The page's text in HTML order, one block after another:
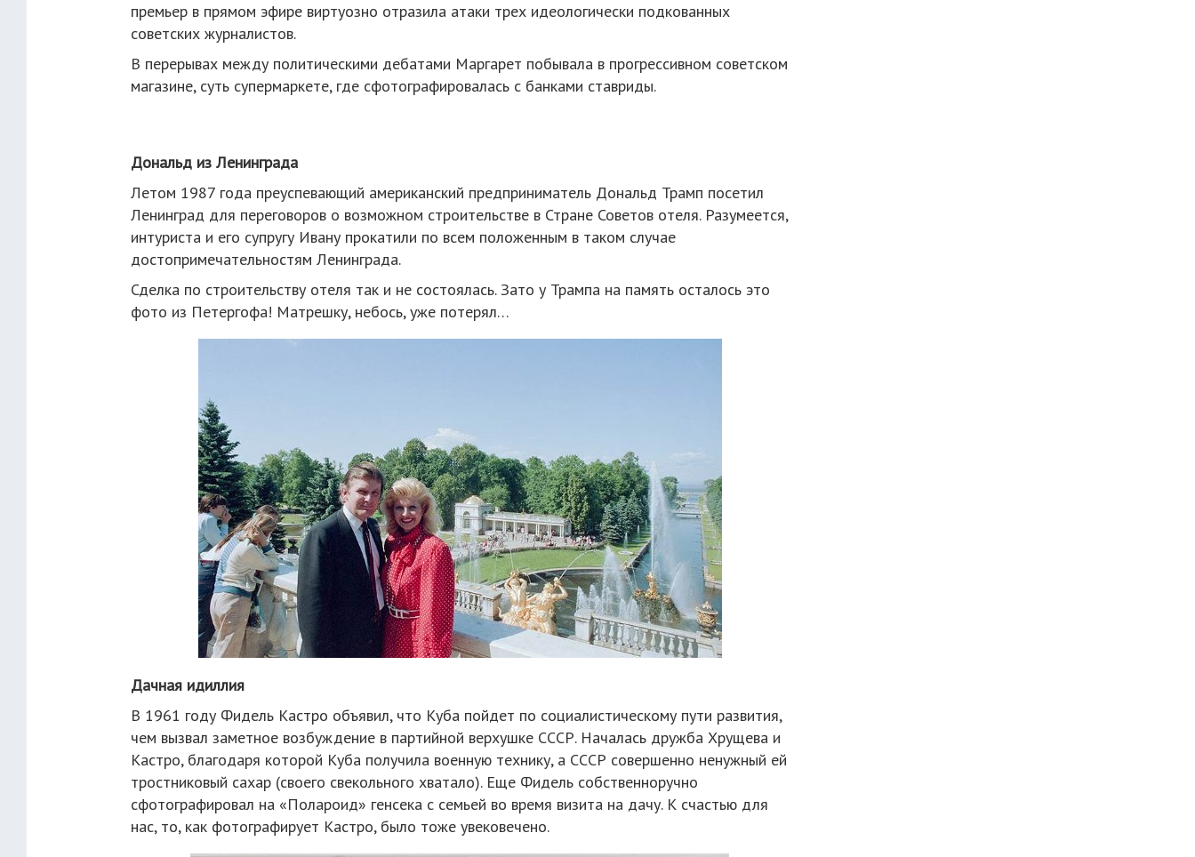
премьер в прямом эфире виртуозно отразила атаки трех идеологически подкованных
советских журналистов.
В перерывах между политическими дебатами Маргарет побывала в прогрессивном советском
магазине, суть супермаркете, где сфотографировалась с банками ставриды.
Дональд из Ленинграда
Летом 1987 года преуспевающий американский предприниматель Дональд Трамп посетил
Ленинград для переговоров о возможном строительстве в Стране Советов отеля. Разумеется,
интуриста и его супругу Ивану прокатили по всем положенным в таком случае
достопримечательностям Ленинграда.
Сделка по строительству отеля так и не состоялась. Зато у Трампа на память осталось это
фото из Петергофа! Матрешку, небось, уже потерял…
Дачная идиллия
В 1961 году Фидель Кастро объявил, что Куба пойдет по социалистическому пути развития,
чем вызвал заметное возбуждение в партийной верхушке СССР. Началась дружба Хрущева и
Кастро, благодаря которой Куба получила военную технику, а СССР совершенно ненужный ей
тростниковый сахар (своего свекольного хватало). Еще Фидель собственноручно
сфотографировал на «Полароид» генсека с семьей во время визита на дачу. К счастью для
нас, то, как фотографирует Кастро, было тоже увековечено.